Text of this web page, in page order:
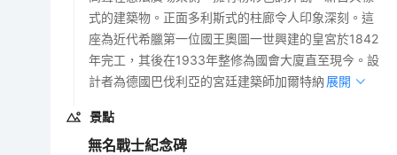
式的建築物。正面多利斯式的柱廊令人印象深刻。這
座為近代希臘第一位國王奧圖一世興建的皇宮於1842
年完工，其後在1933年整修為國會大廈直至現今。設
計者為德國巴伐利亞的宮廷建築師加爾特納。展開
景點
無名戰士紀念碑